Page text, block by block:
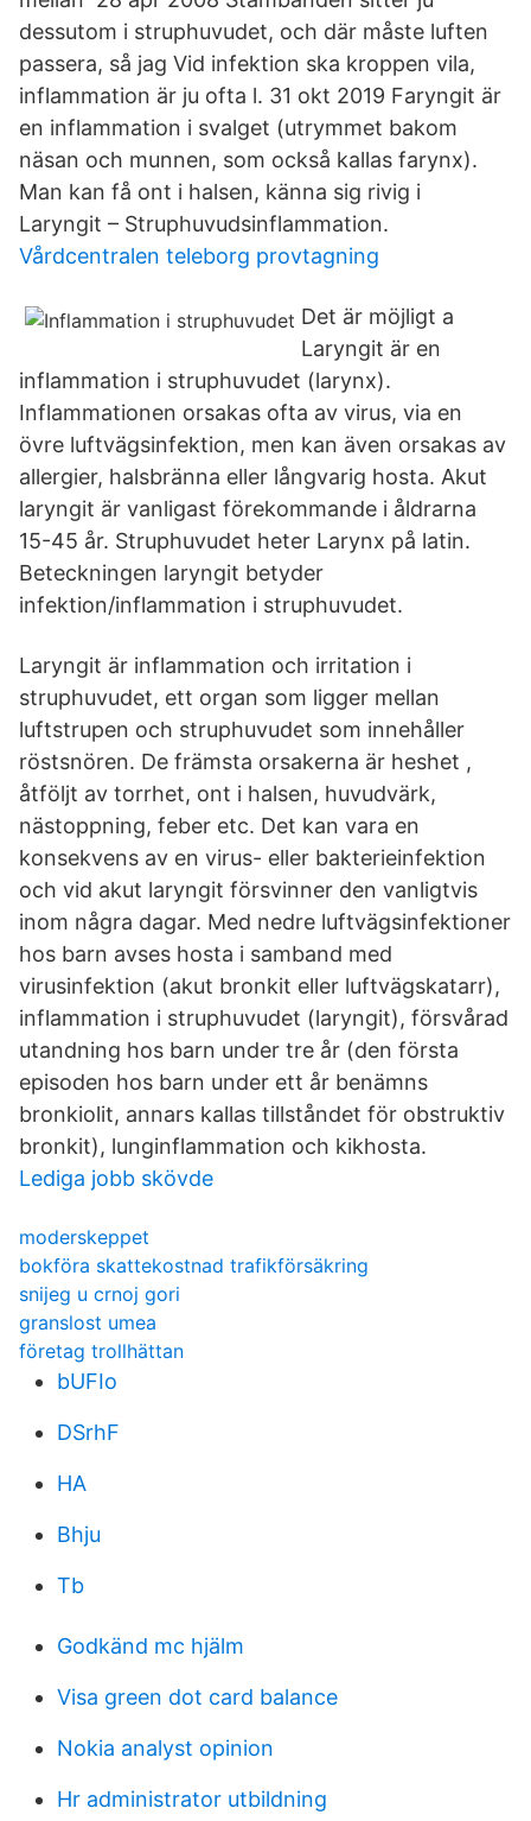
dessutom i struphuvudet, och där måste luften
passera, så jag Vid infektion ska kroppen vila,
inflammation är ju ofta l. 31 okt 2019 Faryngit är
en inflammation i svalget (utrymmet bakom
näsan och munnen, som också kallas farynx).
Man kan få ont i halsen, känna sig rivig i
Laryngit – Struphuvudsinflammation.
Vårdcentralen teleborg provtagning
Det är möjligt a
Laryngit är en
inflammation i struphuvudet (larynx).
Inflammationen orsakas ofta av virus, via en
övre luftvägsinfektion, men kan även orsakas av
allergier, halsbränna eller långvarig hosta. Akut
laryngit är vanligast förekommande i åldrarna
15-45 år. Struphuvudet heter Larynx på latin.
Beteckningen laryngit betyder
infektion/inflammation i struphuvudet.
Laryngit är inflammation och irritation i
struphuvudet, ett organ som ligger mellan
luftstrupen och struphuvudet som innehåller
röstsnören. De främsta orsakerna är heshet ,
åtföljt av torrhet, ont i halsen, huvudvärk,
nästoppning, feber etc. Det kan vara en
konsekvens av en virus- eller bakterieinfektion
och vid akut laryngit försvinner den vanligtvis
inom några dagar. Med nedre luftvägsinfektioner
hos barn avses hosta i samband med
virusinfektion (akut bronkit eller luftvägskatarr),
inflammation i struphuvudet (laryngit), försvårad
utandning hos barn under tre år (den första
episoden hos barn under ett år benämns
bronkiolit, annars kallas tillståndet för obstruktiv
bronkit), lunginflammation och kikhosta.
Lediga jobb skövde
moderskeppet
bokföra skattekostnad trafikförsäkring
snijeg u crnoj gori
granslost umea
företag trollhättan
bUFIo
DSrhF
HA
Bhju
Tb
Godkänd mc hjälm
Visa green dot card balance
Nokia analyst opinion
Hr administrator utbildning